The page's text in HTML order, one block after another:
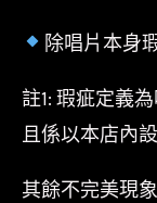
除唱片本身
註1: 瑕疵定義
且係以本店內
其餘不完美現